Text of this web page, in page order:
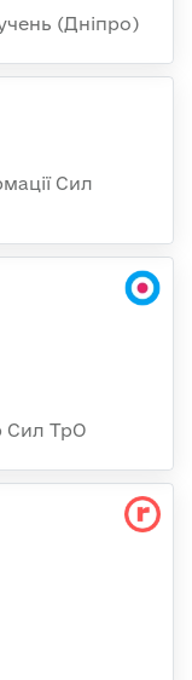
(Дніпро)
Сил
Сил ТрО